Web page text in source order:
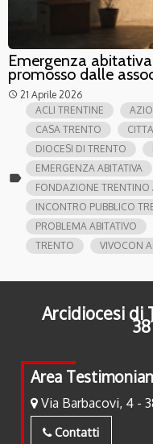
Emergenza
promosso dalle
access_time 21 Aprile 2026
label
ACLI TRENTINE
CASA TRENTO
DIOCESI DI TRENTO
EMERGENZA ABITATIVA
FONDAZIONE TRENTINO
INCONTRO PUBBLICO
PROBLEMA ABITATIVO
TRENTO
VIVOCON
Arcidiocesi di
Area
Via Barbacovi, 4 -
Contatti